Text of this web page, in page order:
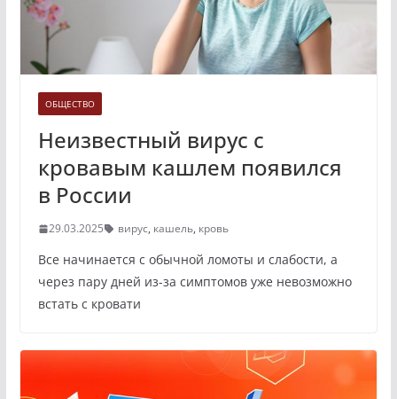
ОБЩЕСТВО
Неизвестный вирус с
кровавым кашлем появился
в России
29.03.2025 вирус, кашель, кровь
Все начинается с обычной ломоты и слабости, а
через пару дней из-за симптомов уже невозможно
встать с кровати